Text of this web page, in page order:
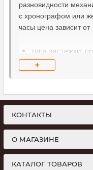
разновидности
с хронографом или
часы цена зависит от
типа застежки:
цвета корпуса и
Часы женские
часовым
удивительно
стилями одежды.
+
КОНТАКТЫ
О МАГАЗИНЕ
КАТАЛОГ ТОВАРОВ